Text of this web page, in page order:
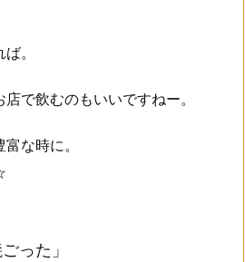
。
で飲むのもいいですねー。
な時に。
った」